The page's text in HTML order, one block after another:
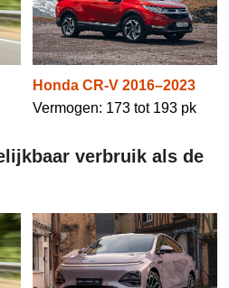
Honda CR-V 2016–2023
Vermogen: 173 tot 193 pk
verbruik als de